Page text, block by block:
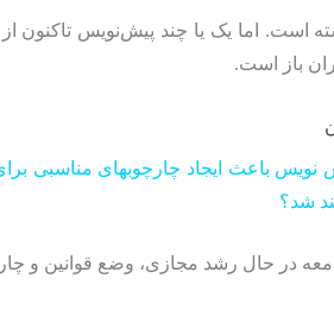
است. اما یک یا چند پیش‌نویس تاکنون
باز است.
نویس باعث ایجاد چارچوبهای
شد؟
در حال رشد مجازی، وضع قوانین و